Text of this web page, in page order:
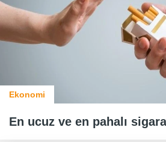
Ekonomi
En ucuz ve en pahalı